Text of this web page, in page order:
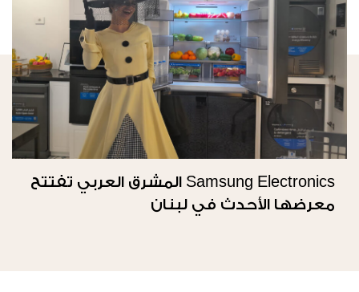
Samsung Electronics المشرق العربي تفتتح
معرضها الأحدث في لبنان